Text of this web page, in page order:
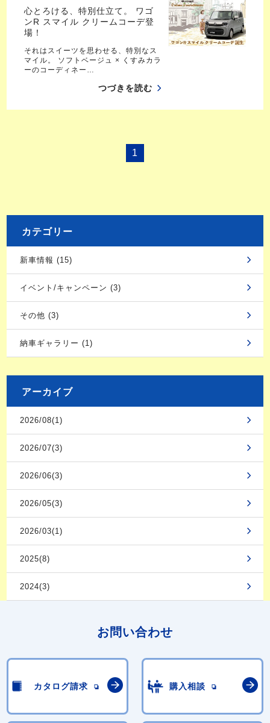
心とろける、特別仕立て。 ワゴ
ンR スマイル クリームコーデ登
場！
それはスイーツを思わせる、特別なス
マイル。 ソフトベージュ × くすみカラ
ーのコーディネー…
つづきを読む
1
カテゴリー
新車情報 (15)
イベント/キャンペーン (3)
その他 (3)
納車ギャラリー (1)
アーカイブ
2026/08(1)
2026/07(3)
2026/06(3)
2026/05(3)
2026/03(1)
2025(8)
2024(3)
お問い合わせ
カタログ請求 購入相談